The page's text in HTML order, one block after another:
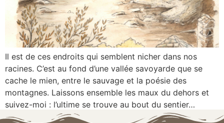
Il est de ces endroits qui semblent nicher dans nos
racines. C’est au fond d’une vallée savoyarde que se
cache le mien, entre le sauvage et la poésie des
montagnes. Laissons ensemble les maux du dehors et
suivez-moi : l’ultime se trouve au bout du sentier…